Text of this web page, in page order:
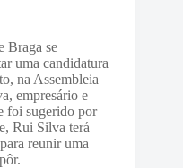
Braga se
uma candidatura
na Assembleia
empresário e
foi sugerido por
Rui Silva terá
reunir uma